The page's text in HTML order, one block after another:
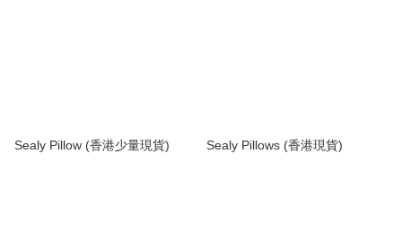
Sealy Pillow (香港少量現貨) Sealy Pillows (香港現貨)